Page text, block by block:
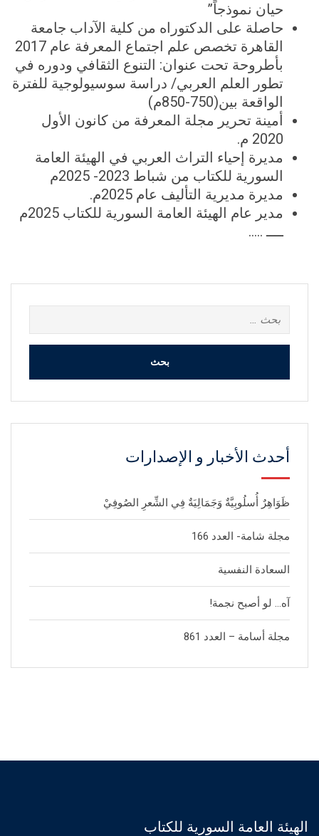
حيان نموذجاً”
حاصلة على الدكتوراه من كلية الآداب جامعة
القاهرة تخصص علم اجتماع المعرفة عام 2017
بأطروحة تحت عنوان: التنوع الثقافي ودوره في
تطور العلم العربي/ دراسة سوسيولوجية للفترة
الواقعة بين(750-850م)
أمينة تحرير مجلة المعرفة من كانون الأول
2020 م.
مديرة إحياء التراث العربي في الهيئة العامة
السورية للكتاب من شباط 2023- 2025م
مديرة مديرية التأليف عام 2025م.
مدير عام الهيئة العامة السورية للكتاب 2025م
ــــ …..
عن:
أحدث الأخبار و الإصدارات
ظَوَاهِرٌ أُسلُوبِيَّةٌ وَجَمَالِيَةٌ فِي الشِّعرِ الصُوفِيْ
مجلة شامة- العدد 166
السعادة النفسية
آه… لو أصبح نجمة!
مجلة أسامة – العدد 861
الهيئة العامة السورية للكتاب